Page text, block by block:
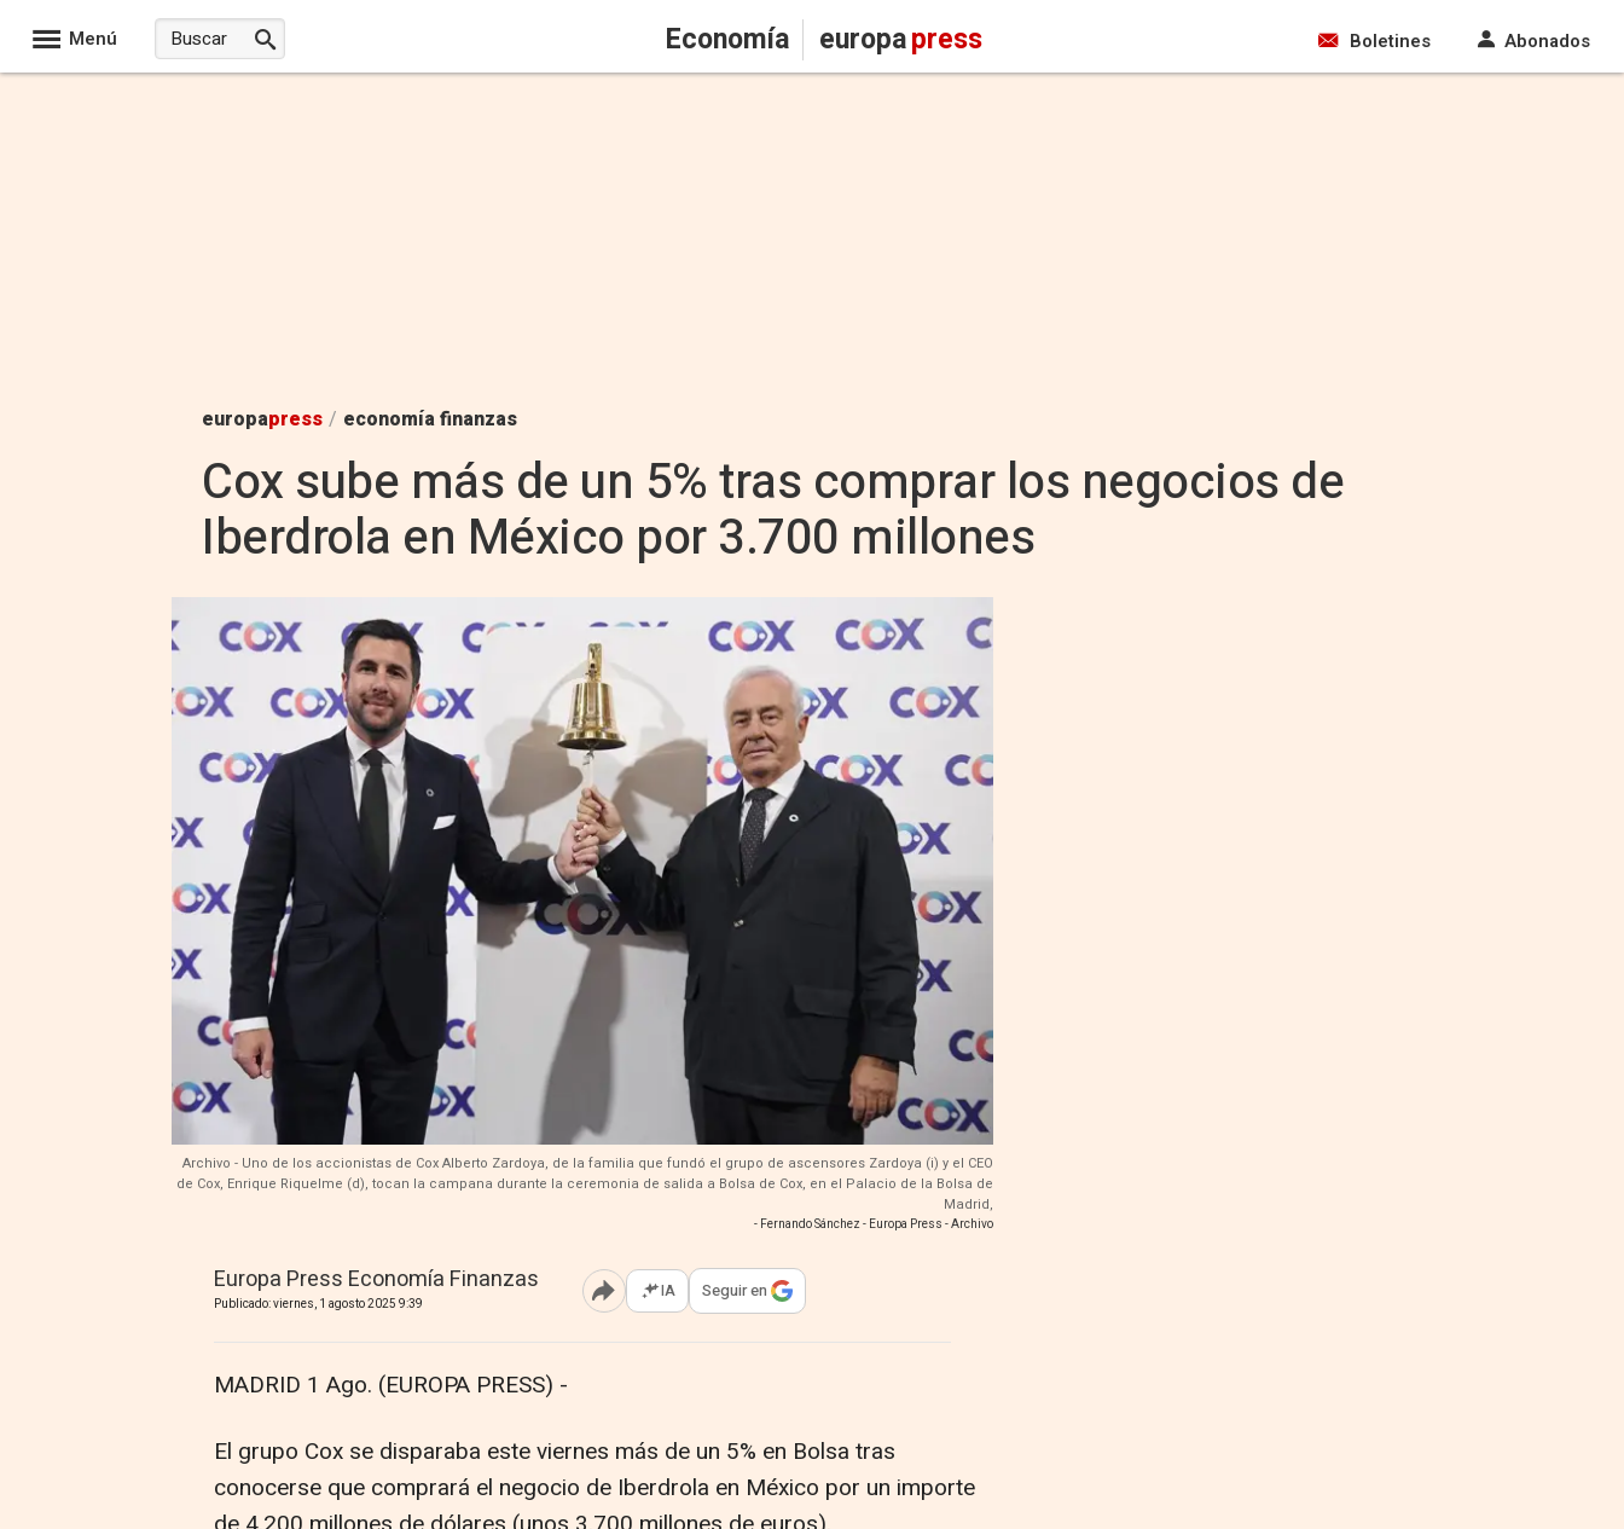
Menú Economía europapress Boletines Abonados
europapress / economía finanzas
Cox sube más de un 5% tras comprar los negocios de
Iberdrola en México por 3.700 millones
Archivo - Uno de los accionistas de Cox Alberto Zardoya, de la familia que fundó el grupo de ascensores Zardoya (i) y el CEO
de Cox, Enrique Riquelme (d), tocan la campana durante la ceremonia de salida a Bolsa de Cox, en el Palacio de la Bolsa de
Madrid,
- Fernando Sánchez - Europa Press - Archivo
Europa Press Economía Finanzas
Publicado: viernes, 1 agosto 2025 9:39 Abrir opciones para compartir
IA Seguir en
MADRID 1 Ago. (EUROPA PRESS) -
El grupo Cox se disparaba este viernes más de un 5% en Bolsa tras
conocerse que comprará el negocio de Iberdrola en México por un importe